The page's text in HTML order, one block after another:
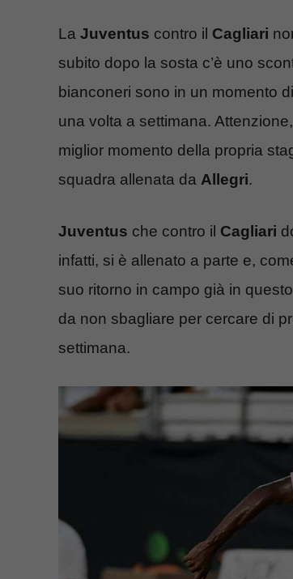
La Juventus contro il Cagliari
subito dopo la sosta c’è uno
bianconeri sono in un momento
una volta a settimana.
miglior momento della propria
squadra allenata da Allegri.
Juventus che contro il Cagliari
infatti, si è allenato a parte e,
suo ritorno in campo già in
da non sbagliare per cercare di
settimana.